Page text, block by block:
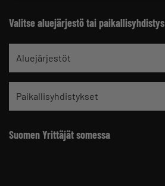
Valitse aluejärjestö tai paikallisyhdistys
Aluejärjestöt
Paikallisyhdistykset
Suomen Yrittäjät somessa